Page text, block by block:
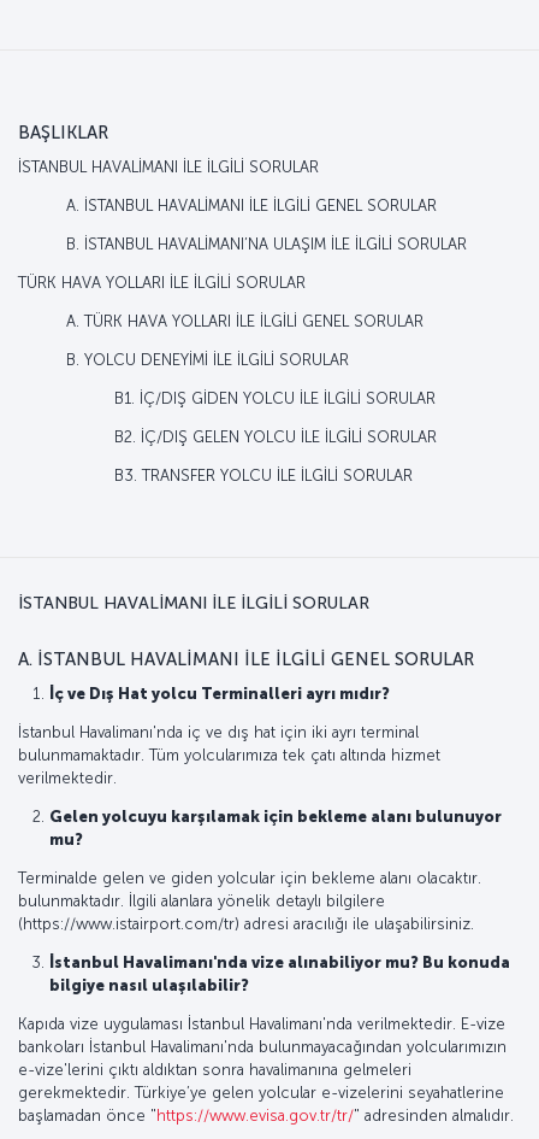
BAŞLIKLAR
İSTANBUL HAVALİMANI İLE İLGİLİ SORULAR
A. İSTANBUL HAVALİMANI İLE İLGİLİ GENEL SORULAR
B. İSTANBUL HAVALİMANI’NA ULAŞIM İLE İLGİLİ SORULAR
TÜRK HAVA YOLLARI İLE İLGİLİ SORULAR
A. TÜRK HAVA YOLLARI İLE İLGİLİ GENEL SORULAR
B. YOLCU DENEYİMİ İLE İLGİLİ SORULAR
B1. İÇ/DIŞ GİDEN YOLCU İLE İLGİLİ SORULAR
B2. İÇ/DIŞ GELEN YOLCU İLE İLGİLİ SORULAR
B3. TRANSFER YOLCU İLE İLGİLİ SORULAR
İSTANBUL HAVALİMANI İLE İLGİLİ SORULAR
A. İSTANBUL HAVALİMANI İLE İLGİLİ GENEL SORULAR
İç ve Dış Hat yolcu Terminalleri ayrı mıdır?
İstanbul Havalimanı'nda iç ve dış hat için iki ayrı terminal
bulunmamaktadır. Tüm yolcularımıza tek çatı altında hizmet
verilmektedir.
Gelen yolcuyu karşılamak için bekleme alanı bulunuyor
mu?
Terminalde gelen ve giden yolcular için bekleme alanı olacaktır.
bulunmaktadır. İlgili alanlara yönelik detaylı bilgilere
(https://www.istairport.com/tr) adresi aracılığı ile ulaşabilirsiniz.
İstanbul Havalimanı'nda vize alınabiliyor mu? Bu konuda
bilgiye nasıl ulaşılabilir?
Kapıda vize uygulaması İstanbul Havalimanı'nda verilmektedir. E-vize
bankoları İstanbul Havalimanı'nda bulunmayacağından yolcularımızın
e-vize'lerini çıktı aldıktan sonra havalimanına gelmeleri
gerekmektedir. Türkiye’ye gelen yolcular e-vizelerini seyahatlerine
başlamadan önce " https://www.evisa.gov.tr/tr/" adresinden almalıdır.